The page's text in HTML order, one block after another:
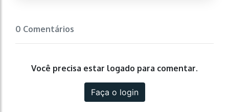
0 Comentários
Você precisa estar logado para comentar.
Faça o login